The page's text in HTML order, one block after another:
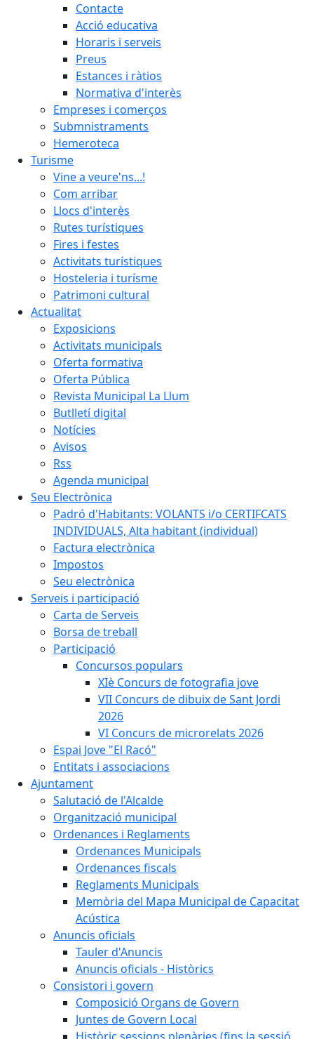
Contacte
Acció educativa
Horaris i serveis
Preus
Estances i ràtios
Normativa d'interès
Empreses i comerços
Submnistraments
Hemeroteca
Turisme
Vine a veure'ns...!
Com arribar
Llocs d'interès
Rutes turístiques
Fires i festes
Activitats turístiques
Hosteleria i turísme
Patrimoni cultural
Actualitat
Exposicions
Activitats municipals
Oferta formativa
Oferta Pública
Revista Municipal La Llum
Butlletí digital
Notícies
Avisos
Rss
Agenda municipal
Seu Electrònica
Padró d'Habitants: VOLANTS i/o CERTIFCATS
INDIVIDUALS, Alta habitant (individual)
Factura electrònica
Impostos
Seu electrònica
Serveis i participació
Carta de Serveis
Borsa de treball
Participació
Concursos populars
XIè Concurs de fotografia jove
VII Concurs de dibuix de Sant Jordi
2026
VI Concurs de microrelats 2026
Espai Jove "El Racó"
Entitats i associacions
Ajuntament
Salutació de l'Alcalde
Organització municipal
Ordenances i Reglaments
Ordenances Municipals
Ordenances fiscals
Reglaments Municipals
Memòria del Mapa Municipal de Capacitat
Acústica
Anuncis oficials
Tauler d'Anuncis
Anuncis oficials - Històrics
Consistori i govern
Composició Organs de Govern
Juntes de Govern Local